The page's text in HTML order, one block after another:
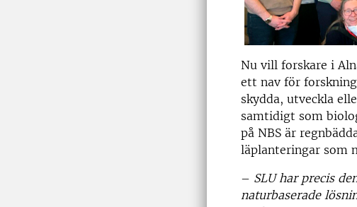
Nu vill forskare i
ett nav för
skydda, utveckla
samtidigt som
på NBS är
läplanteringar som
– SLU har precis
naturbaserade